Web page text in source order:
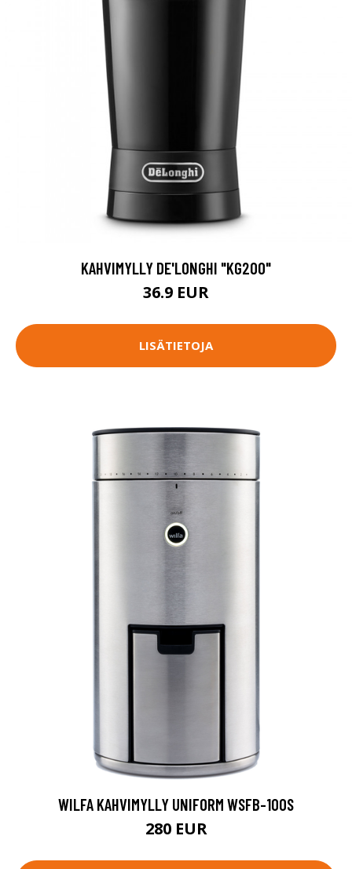
KAHVIMYLLY DE'LONGHI "KG200"
36.9 EUR
LISÄTIETOJA
WILFA KAHVIMYLLY UNIFORM WSFB-100S
280 EUR